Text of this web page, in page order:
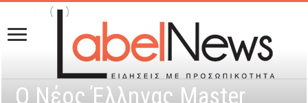
Ο Νέος Έλληνας Master